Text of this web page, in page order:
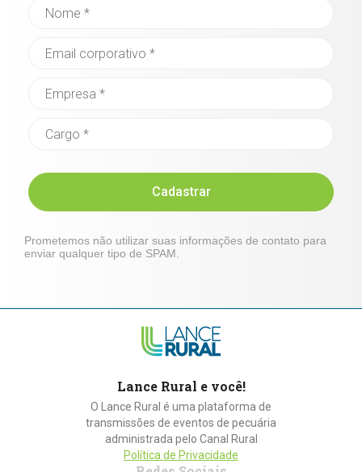
Cadastrar
Prometemos não utilizar suas informações de contato para
enviar qualquer tipo de SPAM.
Lance Rural e você!
O Lance Rural é uma plataforma de
transmissões de eventos de pecuária
administrada pelo Canal Rural
Política de Privacidade